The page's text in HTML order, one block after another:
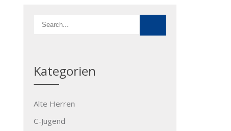
Kategorien
Alte Herren
C-Jugend